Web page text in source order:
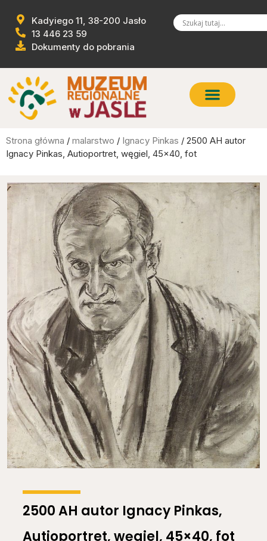
Kadyiego 11, 38-200 Jasło
13 446 23 59
Dokumenty do pobrania
Strona główna / malarstwo / Ignacy Pinkas / 2500 AH autor
Ignacy Pinkas, Autioportret, węgiel, 45×40, fot
2500 AH autor Ignacy Pinkas,
Autioportret, węgiel, 45×40, fot